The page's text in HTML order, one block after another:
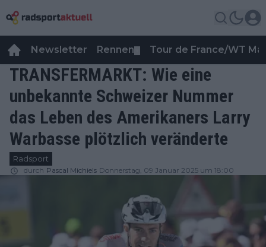
Newsletter Rennen Tour de France/WT
TRANSFERMARKT: Wie eine
unbekannte Schweizer Nummer
das Leben des Amerikaners Larry
Warbasse plötzlich veränderte
Radsport
durch Pascal Michiels Donnerstag, 09 Januar 2025 um 18:00